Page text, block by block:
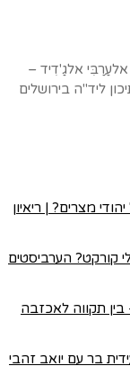
אלגַ'דִיד –
ליד"ה בירושלים
מצרים? | ריאיון
קורקט? הערביסטים
תקווה לאכזבה
בר עם יואב זהבי